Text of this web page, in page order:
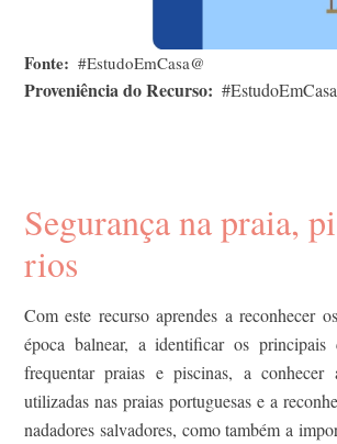
Fonte #EstudoEmCasa@
Proveniência do Recurso
Segurança na praia,
rios
Com este recurso aprendes a reconhecer
época balnear, a identificar os
frequentar praias e piscinas, a conhecer
utilizadas nas praias portuguesas e a
nadadores salvadores, como também a